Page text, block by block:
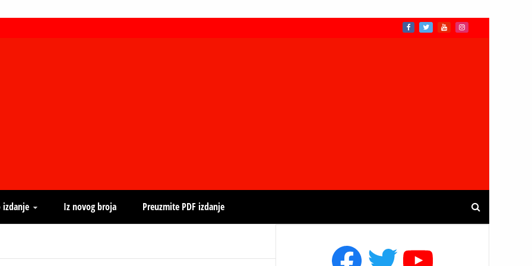
izdanje Iz novog broja Preuzmite PDF izdanje